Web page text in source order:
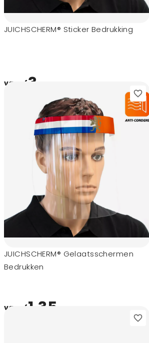
JUICHSCHERM® Sticker Bedrukking
vanaf3,-
JUICHSCHERM® Gelaatsschermen
Bedrukken
vanaf1,35